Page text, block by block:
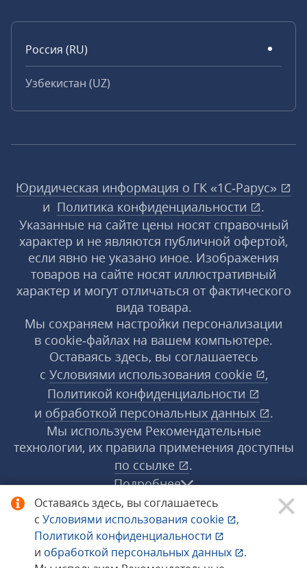
Оставаясь здесь, вы соглашаетесь
с Условиями использования cookie
,
Политикой конфиденциальности
и обработкой персональных данных
.
Россия (RU)
Узбекистан (UZ)
Юридическая информация о ГК «1С‑Рарус»
и Политика конфиденциальности
.
Указанные на сайте цены носят справочный
характер и не являются публичной офертой,
если явно не указано иное. Изображения
товаров на сайте носят иллюстративный
характер и могут отличаться от фактического
вида товара.
Мы сохраняем настройки персонализации
в cookie‑файлах на вашем компьютере.
Оставаясь здесь, вы соглашаетесь
с Условиями использования cookie
,
Политикой конфиденциальности
и обработкой персональных данных
.
Мы используем Рекомендательные
технологии, их правила применения доступны
по ссылке
.
Подробнее
© 1998−2026 «1С‑Рарус» ®. Все права
защищены.